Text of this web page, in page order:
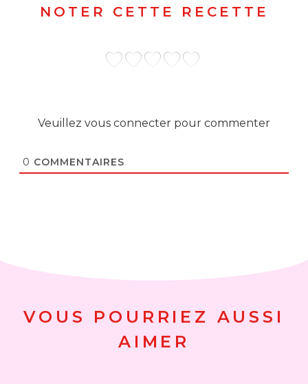
NOTER CETTE RECETTE
Veuillez vous connecter pour commenter
0 COMMENTAIRES
VOUS POURRIEZ AUSSI
AIMER